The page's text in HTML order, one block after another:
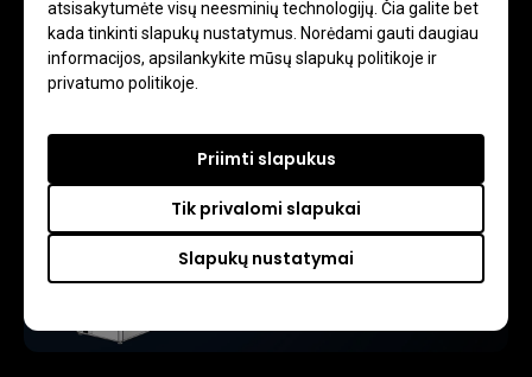
atsisakytumėte visų neesminių technologijų. Čia galite bet
kada tinkinti slapukų nustatymus. Norėdami gauti daugiau
informacijos, apsilankykite mūsų slapukų politikoje ir
privatumo politikoje.
Slapukų nustatymai
Tik privalomi slapukai
Priimti slapukus